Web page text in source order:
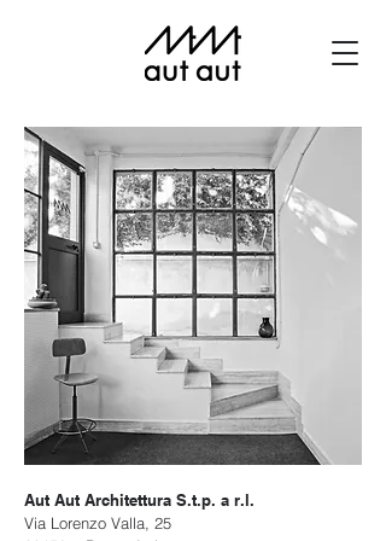
Aut Aut Architettura S.t.p. a r.l.
Via Lorenzo Valla, 25